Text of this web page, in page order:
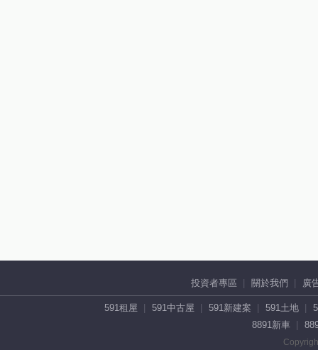
投資者專區 關於我們 廣
591租屋 591中古屋 591新建案 591土地
8891新車